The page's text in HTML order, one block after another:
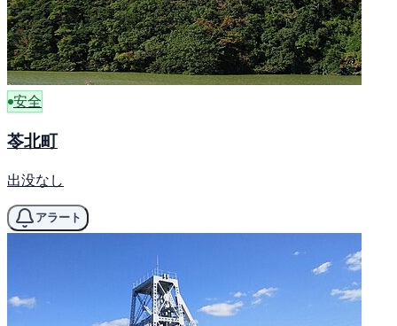
安全
苓北町
出没なし
アラート